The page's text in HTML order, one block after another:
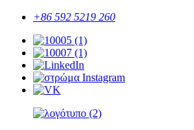
+86 592 5219 260